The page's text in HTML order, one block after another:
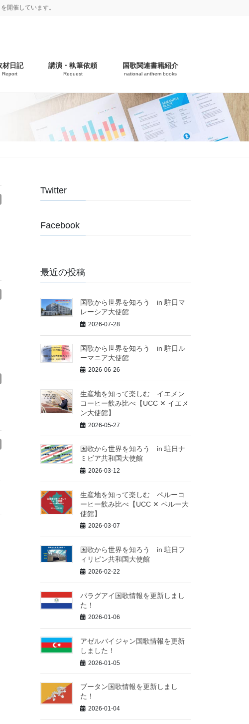
開催しています。
材日記
Report
講演・執筆依頼
Request
国歌関連書籍紹介
national anthem books
Twitter
Facebook
最近の投稿
国歌から世界を知ろう in 駐日マ
レーシア大使館
2026-07-28
国歌から世界を知ろう in 駐日ル
ーマニア大使館
2026-06-26
生産地を知って楽しむ イエメン
コーヒー飲み比べ【UCC ✕ イエメ
ン大使館】
2026-05-27
国歌から世界を知ろう in 駐日ナ
ミビア共和国大使館
2026-03-12
生産地を知って楽しむ ペルーコ
ーヒー飲み比べ【UCC ✕ ペルー大
使館】
2026-03-07
国歌から世界を知ろう in 駐日フ
ィリピン共和国大使館
2026-02-22
パラグアイ国歌情報を更新しまし
た！
2026-01-06
アゼルバイジャン国歌情報を更新
しました！
2026-01-05
ブータン国歌情報を更新しまし
た！
2026-01-04